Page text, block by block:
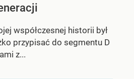
współczesnej historii był
przypisać do segmentu D
z...